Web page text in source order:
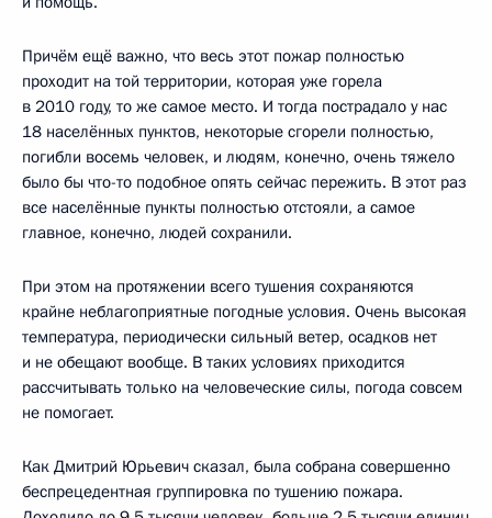
Причём ещё важно, что весь этот пожар полностью
проходит на той территории, которая уже горела
в 2010 году, то же самое место. И тогда пострадало у нас
18 населённых пунктов, некоторые сгорели полностью,
погибли восемь человек, и людям, конечно, очень тяжело
было бы что-то подобное опять сейчас пережить. В этот раз
все населённые пункты полностью отстояли, а самое
главное, конечно, людей сохранили.
При этом на протяжении всего тушения сохраняются
крайне неблагоприятные погодные условия. Очень высокая
температура, периодически сильный ветер, осадков нет
и не обещают вообще. В таких условиях приходится
рассчитывать только на человеческие силы, погода совсем
не помогает.
Как Дмитрий Юрьевич сказал, была собрана совершенно
беспрецедентная группировка по тушению пожара.